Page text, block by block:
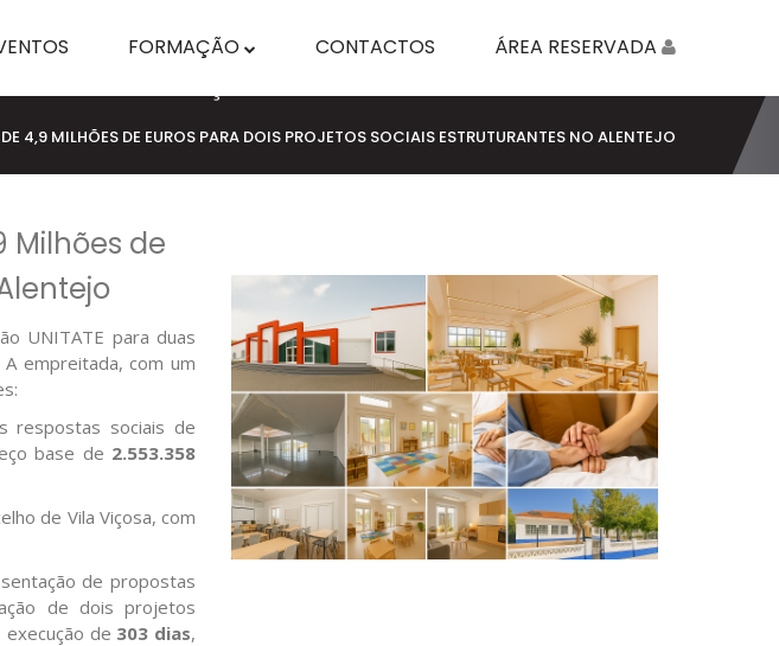
FORMAÇÃO CONTACTOS ÁREA RESERVADA
4,9 MILHÕES DE EUROS PARA DOIS PROJETOS SOCIAIS ESTRUTURANTES NO ALENTEJO
Milhões de
UNITATE para duas
empreitada, com um
respostas sociais de
base de 2.553.358
de Vila Viçosa, com
de propostas
de dois projetos
de 303 dias,